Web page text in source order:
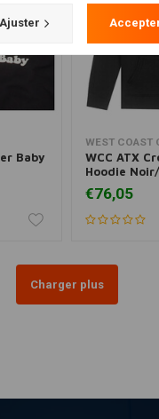
Baby
WEST COAST
WCC ATX
Hoodie
€76,05
Charger plus
Ajuster